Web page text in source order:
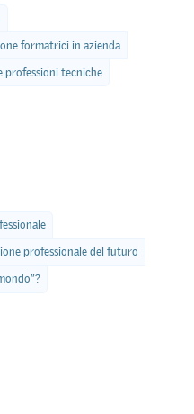
formatrici in azienda
professioni tecniche
professionale del futuro